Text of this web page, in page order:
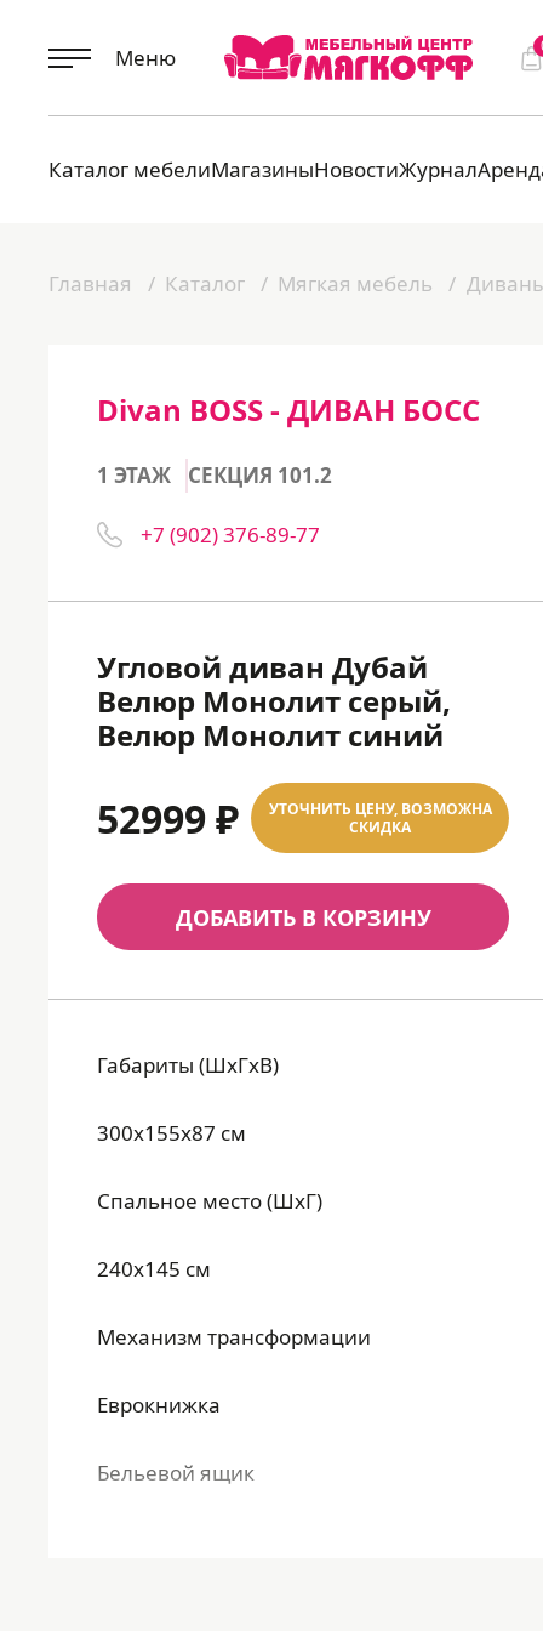
Меню
Каталог мебелиМагазиныНовостиЖурнал
Главная Каталог Мягкая мебель
Divan BOSS - ДИВАН БОСС
1 ЭТАЖ СЕКЦИЯ 101.2
+7 (902) 376-89-77
Угловой диван Дубай
Велюр Монолит серый,
Велюр Монолит синий
52999 ₽
УТОЧНИТЬ ЦЕНУ, ВОЗМОЖНА
СКИДКА
ДОБАВИТЬ В КОРЗИНУ
Габариты (ШхГхВ)
300x155x87 см
Спальное место (ШхГ)
240x145 см
Механизм трансформации
Еврокнижка
Бельевой ящик